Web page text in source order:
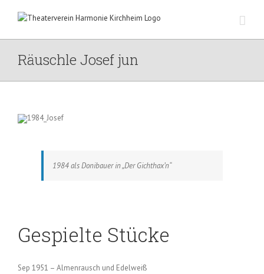
Räuschle Josef jun
1984 als Donibauer in „Der Gichthax’n“
Gespielte Stücke
Sep 1951 – Almenrausch und Edelweiß